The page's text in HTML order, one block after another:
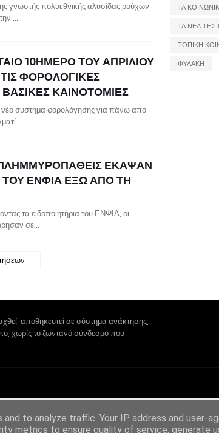
γνωστής πολυεθνικής αλυσίδας ρούχων
…
10ΗΜΕΡΟ ΤΟΥ ΑΠΡΙΛΙΟΥ
ΦΟΡΟΛΟΓΙΚΕΣ
ΚΑΙΝΟΤΟΜΙΕΣ
νέο σύστημα φορολόγησης για πάνω από
ΕΚΑΨΑΝ
ΤΟΥ ΕΝΦΙΑ ΕΞΩ ΑΠΟ ΤΗ
τα ειδοποιητήρια του ΕΝΦΙΑ, οι
σε…
ΤΑ
ΤΑ ΝΕΑ ΤΗΣ
ΤΟΠΙΚΗ
ΦΥΛΑΚΗ
αποθηκευτεί σε σύστημα ανάκτησης,
χωρίς το ζωντανό σύνδεσμο που
to analyze traffic. Your IP address and user-
metrics to ensure quality of service, generate